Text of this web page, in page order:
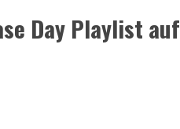
Day Playlist